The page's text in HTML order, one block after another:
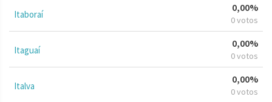
Itaboraí
0,00%
0 votos
Itaguaí
0,00%
0 votos
Italva
0,00%
0 votos